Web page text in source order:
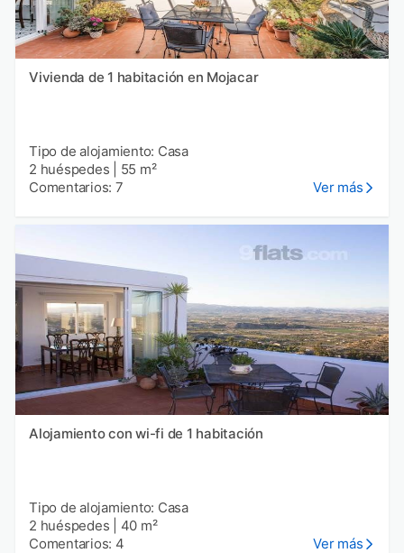
Vivienda de 1 habitación en Mojacar
Tipo de alojamiento: Casa
2 huéspedes
55 m²
Comentarios: 7
Ver más
Alojamiento con wi-fi de 1 habitación
Tipo de alojamiento: Casa
2 huéspedes
40 m²
Comentarios: 4
Ver más